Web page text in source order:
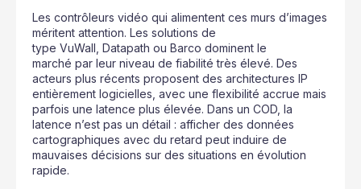
Les contrôleurs vidéo qui alimentent ces murs d’images
méritent attention. Les solutions de
type VuWall, Datapath ou Barco dominent le
marché par leur niveau de fiabilité très élevé. Des
acteurs plus récents proposent des architectures IP
entièrement logicielles, avec une flexibilité accrue mais
parfois une latence plus élevée. Dans un COD, la
latence n’est pas un détail : afficher des données
cartographiques avec du retard peut induire de
mauvaises décisions sur des situations en évolution
rapide.